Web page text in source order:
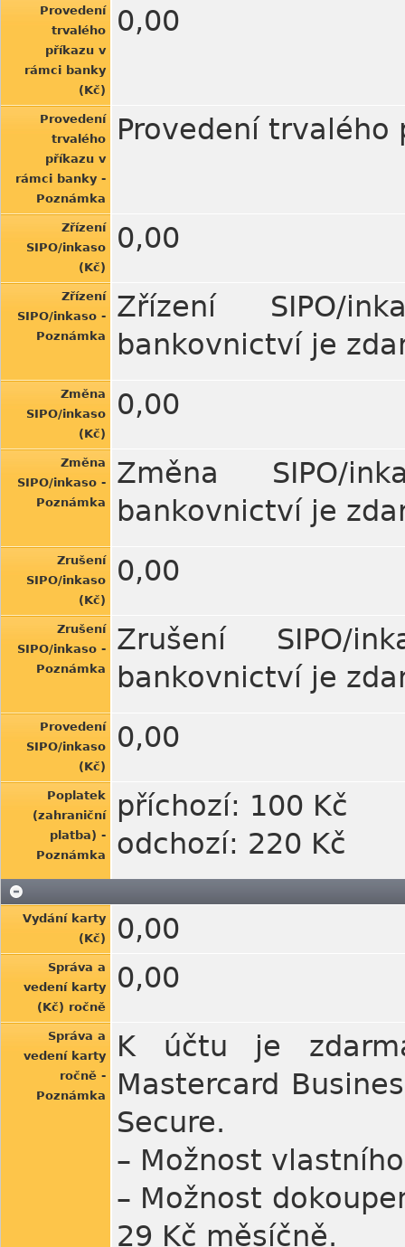
Provedení
trvalého
příkazu v
rámci banky
(Kč)
0,00
Provedení
trvalého
příkazu v
rámci banky -
Poznámka
Provedení trvalého
Zřízení
SIPO/inkaso
(Kč)
0,00
Zřízení
SIPO/inkaso -
Poznámka
Zřízení SIPO/
bankovnictví je
Změna
SIPO/inkaso
(Kč)
0,00
Změna
SIPO/inkaso -
Poznámka
Změna SIPO/
bankovnictví je
Zrušení
SIPO/inkaso
(Kč)
0,00
Zrušení
SIPO/inkaso -
Poznámka
Zrušení SIPO/
bankovnictví je
Provedení
SIPO/inkaso
(Kč)
0,00
Poplatek
(zahraniční
platba) -
Poznámka
příchozí: 100 Kč
odchozí: 220 Kč
Vydání karty
(Kč)
0,00
Správa a
vedení karty
(Kč) ročně
0,00
Správa a
vedení karty
ročně -
Poznámka
K účtu je
Mastercard
Secure.
– Možnost
– Možnost
29 Kč měsíčně.